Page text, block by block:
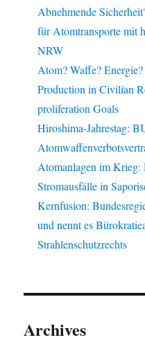
Abnehmende
für Atomtransporte mit
NRW
Atom? Waffe?
Production in Civilian
proliferation Goals
Hiroshima-Jahrestag:
Atomanlagen im Krieg:
Stromausfälle in
Kernfusion:
und nennt es
Strahlenschutzrechts
Archives